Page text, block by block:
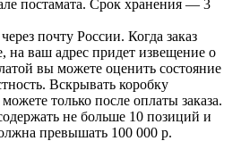
постамата. Срок хранения — 3
почту России. Когда заказ
на ваш адрес придет извещение о
вы можете оценить состояние
Вскрывать коробку
только после оплаты заказа.
не больше 10 позиций и
превышать 100 000 р.